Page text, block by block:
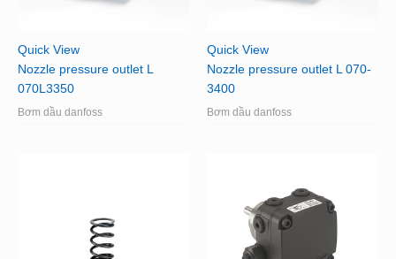
Quick View
Nozzle pressure outlet L
070L3350
Bơm dầu danfoss
Quick View
Nozzle pressure outlet L 070-
3400
Bơm dầu danfoss